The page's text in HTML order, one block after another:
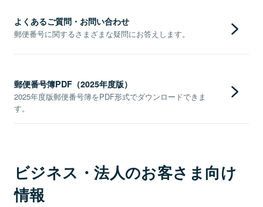
よくあるご質問・お問い合わせ
郵便番号に関するさまざまな疑問にお答えします。
郵便番号簿PDF（2025年度版）
2025年度版郵便番号簿をPDF形式でダウンロードできま
す。
ビジネス・法人のお客さま向け
情報